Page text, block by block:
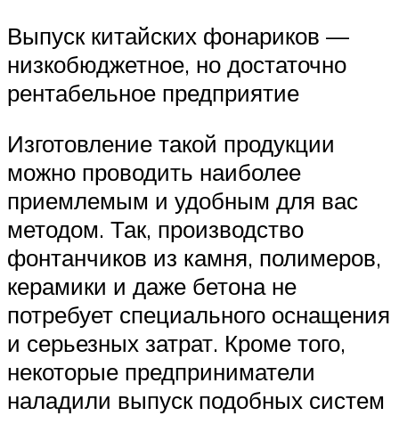
Выпуск китайских фонариков —
низкобюджетное, но достаточно
рентабельное предприятие
Изготовление такой продукции
можно проводить наиболее
приемлемым и удобным для вас
методом. Так, производство
фонтанчиков из камня, полимеров,
керамики и даже бетона не
потребует специального оснащения
и серьезных затрат. Кроме того,
некоторые предприниматели
наладили выпуск подобных систем